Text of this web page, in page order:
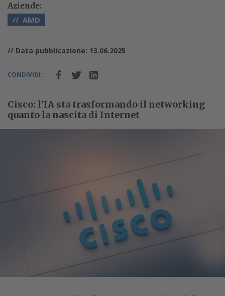
Aziende:
AMD
// Data pubblicazione: 13.06.2025
CONDIVIDI:
Cisco: l’IA sta trasformando il networking
quanto la nascita di Internet